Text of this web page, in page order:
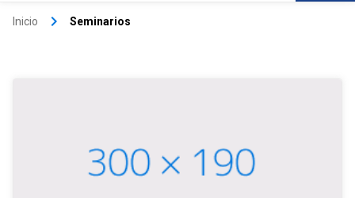
Inicio keyboard_arrow_right Seminarios